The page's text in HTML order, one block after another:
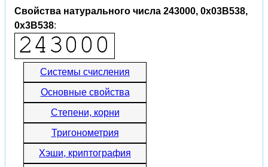
Свойства натурального числа 243000, 0x03B538,
0x3B538:
Системы счисления
Основные свойства
Степени, корни
Тригонометрия
Хэши, криптография